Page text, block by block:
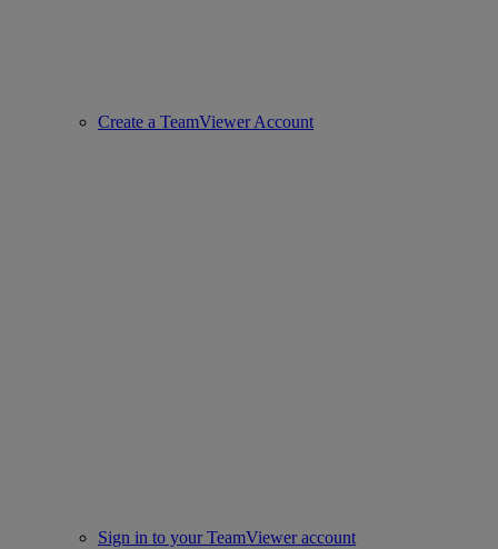
Create a TeamViewer Account
Sign in to your TeamViewer account